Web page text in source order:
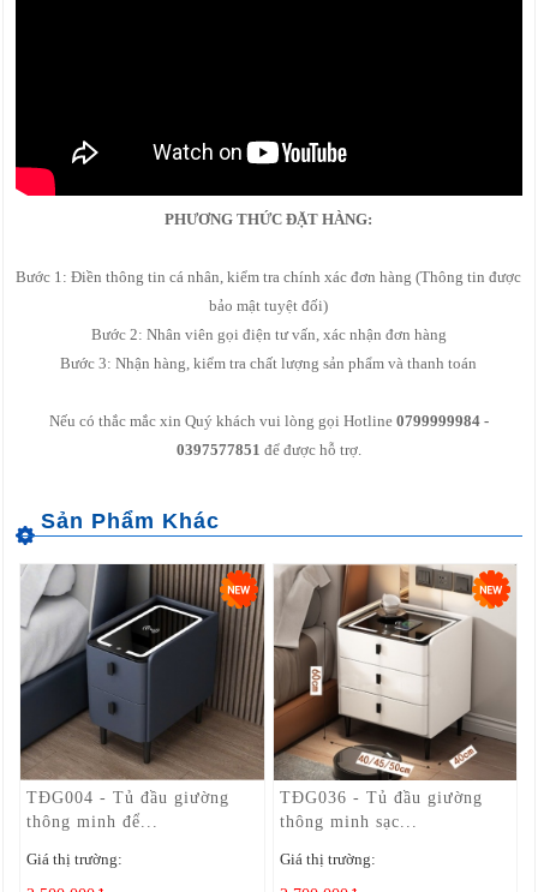
PHƯƠNG THỨC ĐẶT HÀNG:
Bước 1: Điền thông tin cá nhân, kiểm tra chính xác đơn hàng (Thông tin được
bảo mật tuyệt đối)
Bước 2: Nhân viên gọi điện tư vấn, xác nhận đơn hàng
Bước 3: Nhận hàng, kiểm tra chất lượng sản phẩm và thanh toán
Nếu có thắc mắc xin Quý khách vui lòng gọi Hotline 0799999984 -
0397577851 để được hỗ trợ.
TĐG004 - Tủ đầu giường
thông minh để...
Giá thị trường:
TĐG036 - Tủ đầu giường
thông minh sạc...
Giá thị trường: